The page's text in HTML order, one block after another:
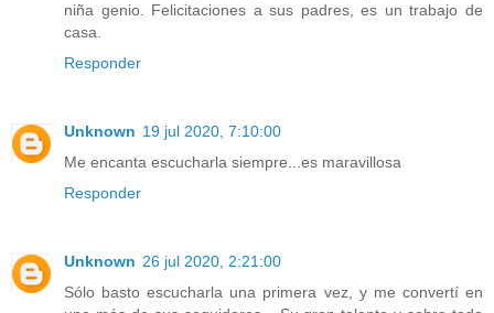
niña genio. Felicitaciones a sus padres, es un trabajo de
casa.
Responder
Unknown 19 jul 2020, 7:10:00
Me encanta escucharla siempre...es maravillosa
Responder
Unknown 26 jul 2020, 2:21:00
Sólo basto escucharla una primera vez, y me convertí en